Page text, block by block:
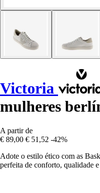
Victoria
mulheres
A partir de
€ 89,00 € 51,52 -42%
Adote o estilo ético com as
perfeita de conforto, qualidade